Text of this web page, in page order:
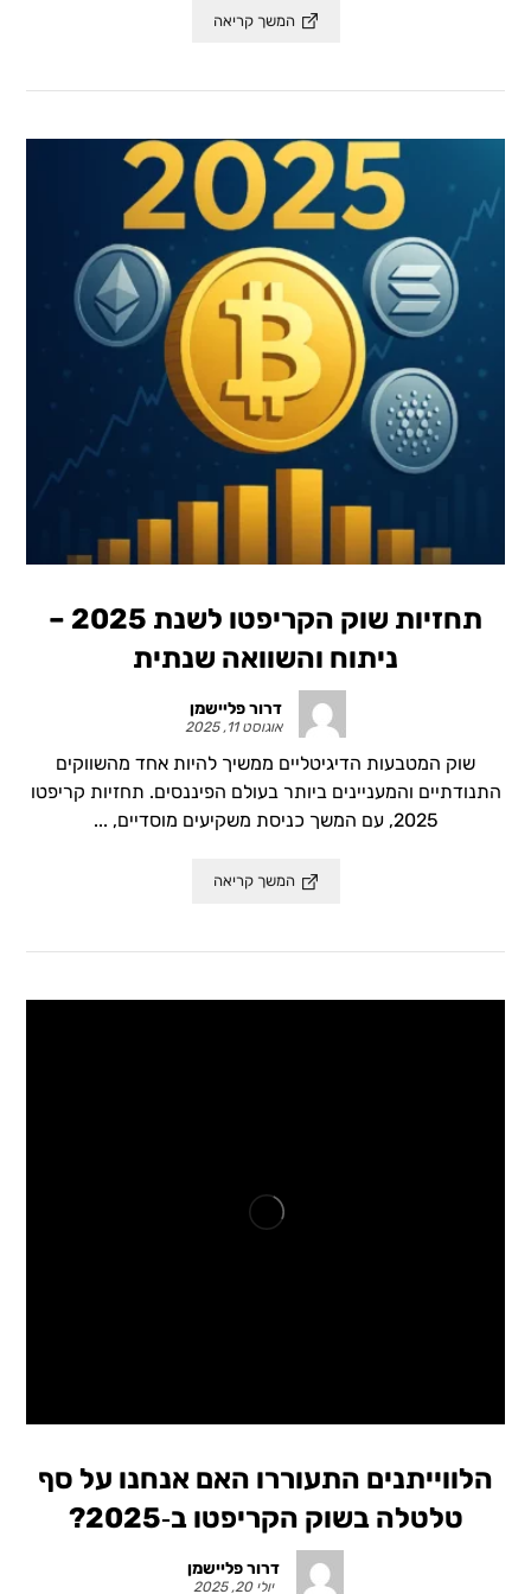
המשך קריאה
תחזיות שוק הקריפטו לשנת 2025 –
ניתוח והשוואה שנתית
דרור פליישמן
אוגוסט 11, 2025
שוק המטבעות הדיגיטליים ממשיך להיות אחד מהשווקים
התנודתיים והמעניינים ביותר בעולם הפיננסים. תחזיות קריפטו
2025, עם המשך כניסת משקיעים מוסדיים, ...
המשך קריאה
הלווייתנים התעוררו האם אנחנו על סף
טלטלה בשוק הקריפטו ב‑2025?
דרור פליישמן
יולי 20, 2025